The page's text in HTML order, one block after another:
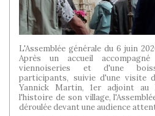
L'Assemblée générale du 6 juin
Après un accueil
viennoiseries et d'une
participants, suivie d'une visite
Yannick Martin, 1er adjoint
l'histoire de son village,
déroulée devant une audience